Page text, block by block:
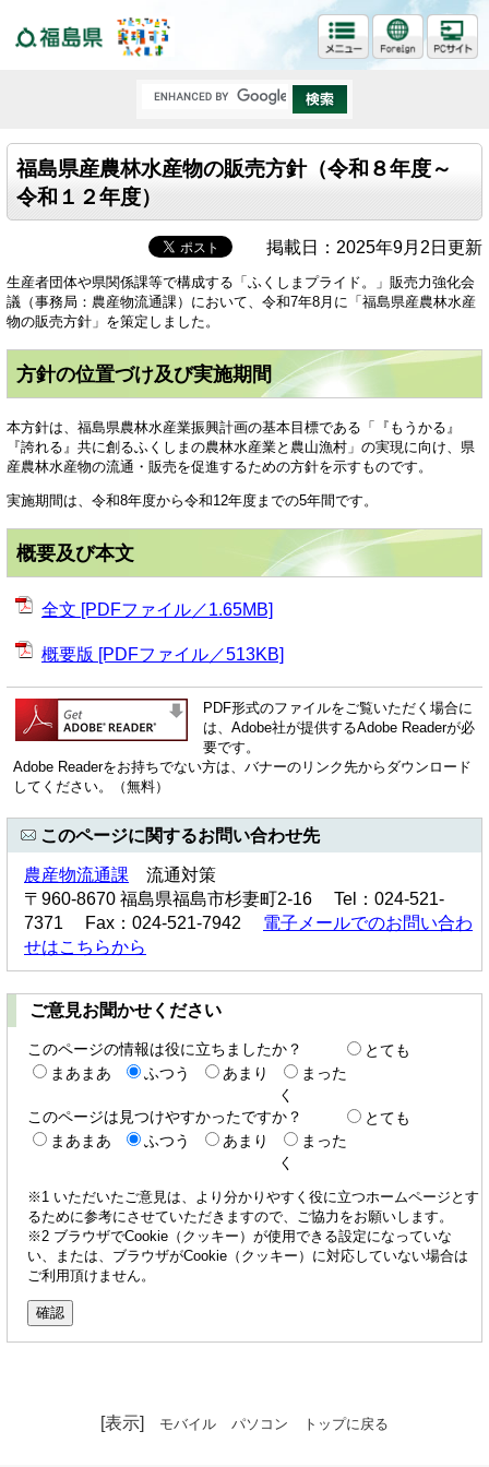
福島県産農林水産物の販売方針（令和８年度～
令和１２年度）
掲載日：2025年9月2日更新
生産者団体や県関係課等で構成する「ふくしまプライド。」販売力強化会
議（事務局：農産物流通課）において、令和7年8月に「福島県産農林水産
物の販売方針」を策定しました。
方針の位置づけ及び実施期間
本方針は、福島県農林水産業振興計画の基本目標である「『もうかる』
『誇れる』共に創るふくしまの農林水産業と農山漁村」の実現に向け、県
産農林水産物の流通・販売を促進するための方針を示すものです。
実施期間は、令和8年度から令和12年度までの5年間です。
概要及び本文
全文 [PDFファイル／1.65MB]
概要版 [PDFファイル／513KB]
PDF形式のファイルをご覧いただく場合に
は、Adobe社が提供するAdobe Readerが必
要です。
Adobe Readerをお持ちでない方は、バナーのリンク先からダウンロード
してください。（無料）
このページに関するお問い合わせ先
農産物流通課 流通対策
〒960-8670 福島県福島市杉妻町2-16 Tel：024-521-
7371 Fax：024-521-7942 電子メールでのお問い合わ
せはこちらから
ご意見お聞かせください
このページの情報は役に立ちましたか？
とても
まあまあ
ふつう あまり
まった
く
このページは見つけやすかったですか？
とても
まあまあ
ふつう あまり
まった
く
※1 いただいたご意見は、より分かりやすく役に立つホームページとす
るために参考にさせていただきますので、ご協力をお願いします。
※2 ブラウザでCookie（クッキー）が使用できる設定になっていな
い、または、ブラウザがCookie（クッキー）に対応していない場合は
ご利用頂けません。
[表示] モバイル パソコン トップに戻る